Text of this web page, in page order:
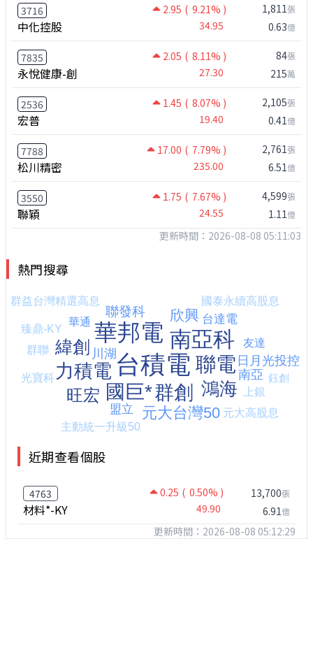
3716 2.95 ( 9.21% )
中化控股 34.95
1,811張
0.63億
7835 2.05 ( 8.11% )
永悅健康-創 27.30
84張
215萬
2536 1.45 ( 8.07% )
宏普 19.40
2,105張
0.41億
7788 17.00 ( 7.79% )
松川精密 235.00
2,761張
6.51億
3550 1.75 ( 7.67% )
聯穎 24.55
4,599張
1.11億
更新時間：2026-08-08 05:11:03
熱門搜尋
近期查看個股
4763 0.25 ( 0.50% )
材料*-KY 49.90
13,700張
6.91億
更新時間：2026-08-08 05:12:29